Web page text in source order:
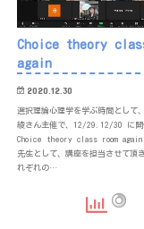
Choice theory
again
2020.12.30
選択理論心理学を学ぶ時間として
綾さん主催で、12/29.12/30 に開
Choice theory class room again
先生として、講座を担当させて頂
れぞれの…